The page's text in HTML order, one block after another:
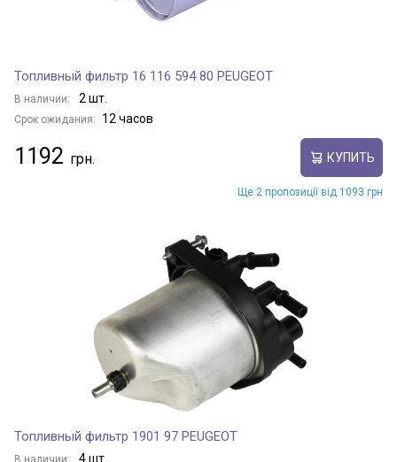
Топливный фильтр 16 116 594 80 PEUGEOT
В наличии: 2 шт.
Срок ожидания: 12 часов
1192 КУПИТЬ
Ще 2 пропозиції від 1093 грн
Топливный фильтр 1901 97 PEUGEOT
В наличии: 4 шт.